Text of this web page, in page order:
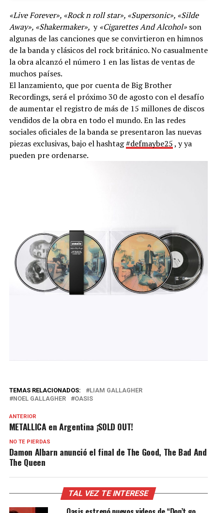
«Live Forever», «Rock n roll star», «Supersonic», «Silde
Away», «Shakermaker», y«Cigarettes And Alcohol»son
algunas de las canciones que se convirtieron en himnos
de la banda y clásicos del rock británico. No casualmente
la obra alcanzó el número 1 en las listas de ventas de
muchos países.
El lanzamiento, que por cuenta de Big Brother
Recordings, será el próximo 30 de agosto con el desafío
de aumentar el registro de más de 15 millones de discos
vendidos de la obra en todo el mundo. En las redes
sociales oficiales de la banda se presentaron las nuevas
piezas exclusivas, bajo el hashtag#defmaybe25, y ya
pueden pre ordenarse.
TEMAS RELACIONADOS:
LIAM GALLAGHER
NOEL GALLAGHER
OASIS
ANTERIOR
METALLICA en Argentina ¡SOLD OUT!
NO TE PIERDAS
Damon Albarn anunció el final de The Good, The Bad And
The Queen
TAL VEZ TE INTERESE